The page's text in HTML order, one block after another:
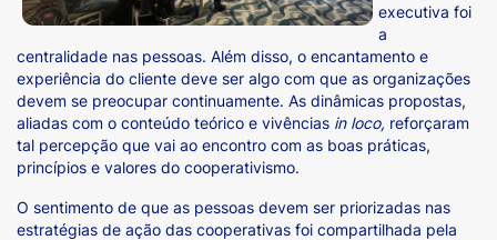
executiva foi
a
centralidade nas pessoas. Além disso, o encantamento e
experiência do cliente deve ser algo com que as organizações
devem se preocupar continuamente. As dinâmicas propostas,
aliadas com o conteúdo teórico e vivências in loco, reforçaram
tal percepção que vai ao encontro com as boas práticas,
princípios e valores do cooperativismo.
O sentimento de que as pessoas devem ser priorizadas nas
estratégias de ação das cooperativas foi compartilhada pela